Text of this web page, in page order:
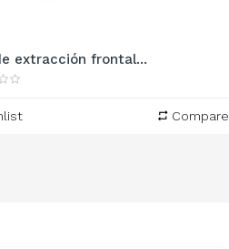
extracción frontal...
Compare